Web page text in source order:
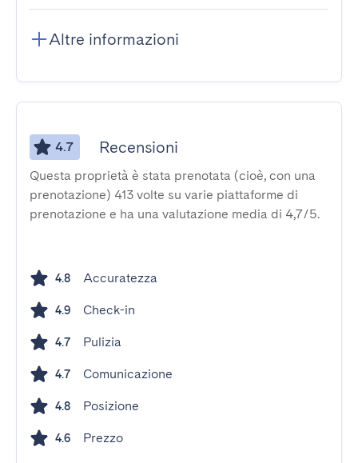
Altre informazioni
4.7 Recensioni
Questa proprietà è stata prenotata (cioè, con una
prenotazione) 413 volte su varie piattaforme di
prenotazione e ha una valutazione media di 4,7/5.
4.8 Accuratezza
4.9 Check-in
4.7 Pulizia
4.7 Comunicazione
4.8 Posizione
4.6 Prezzo